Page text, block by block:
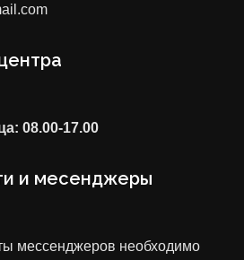
08.00-17.00
и месенджеры
мессенджеров необходимо